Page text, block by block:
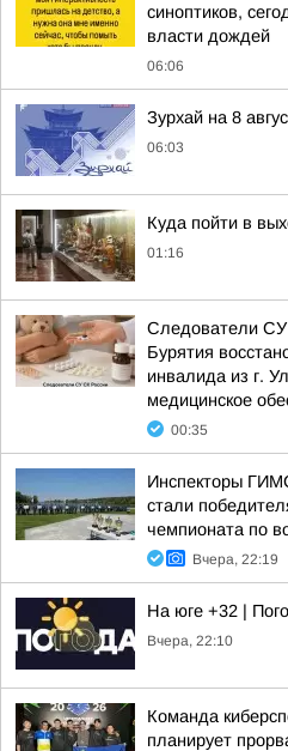
синоптиков,
власти дождей
06:06
Зурхай на 8
06:03
Куда пойти в
01:16
Следователи СУ
Бурятия
инвалида из г.
медицинское
00:35
Инспекторы
стали
чемпионата по
Вчера, 22:19
На юге +32 |
Вчера, 22:10
Команда
планирует